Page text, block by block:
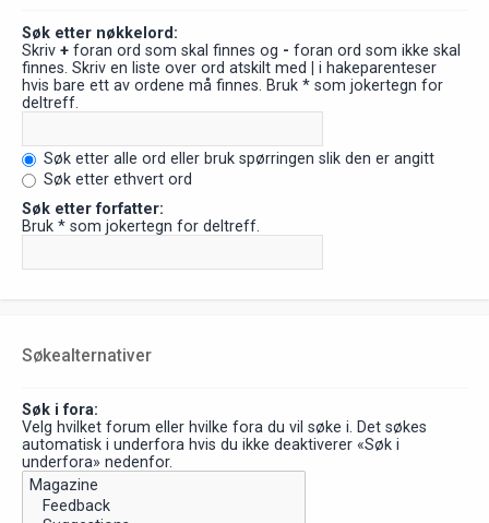
Søk etter nøkkelord:
Skriv + foran ord som skal finnes og - foran ord som ikke skal
finnes. Skriv en liste over ord atskilt med
i hakeparenteser
hvis bare ett av ordene må finnes. Bruk * som jokertegn for
deltreff.
Søk etter alle ord eller bruk spørringen slik den er angitt
Søk etter ethvert ord
Søk etter forfatter:
Bruk * som jokertegn for deltreff.
Søkealternativer
Søk i fora:
Velg hvilket forum eller hvilke fora du vil søke i. Det søkes
automatisk i underfora hvis du ikke deaktiverer «Søk i
underfora» nedenfor.